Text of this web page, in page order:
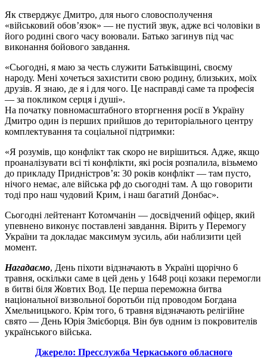
Як стверджує Дмитро, для нього словосполучення
«військовий обов’язок» — не пустий звук, адже всі чоловіки в
його родині свого часу воювали. Батько загинув під час
виконання бойового завдання.
«Сьогодні, я маю за честь служити Батьківщині, своєму
народу. Мені хочеться захистити свою родину, близьких, моїх
друзів. Я знаю, де я і для чого. Це насправді саме та професія
— за покликом серця і душі».
На початку повномасштабного вторгнення росії в Україну
Дмитро один із перших прийшов до територіального центру
комплектування та соціальної підтримки:
«Я розумів, що конфлікт так скоро не вирішиться. Адже, якщо
проаналізувати всі ті конфлікти, які росія розпалила, візьмемо
до прикладу Придністров’я: 30 років конфлікт — там пусто,
нічого немає, але війська рф до сьогодні там. А що говорити
тоді про наш чудовий Крим, і наш багатий Донбас».
Сьогодні лейтенант Котомчанін — досвідчений офіцер, який
упевнено виконує поставлені завдання. Вірить у Перемогу
України та докладає максимум зусиль, аби наблизити цей
момент.
Нагадаємо, День піхоти відзначають в Україні щорічно 6
травня, оскільки саме в цей день у 1648 році козаки перемогли
в битві біля Жовтих Вод. Це перша переможна битва
національної визвольної боротьби під проводом Богдана
Хмельницького. Крім того, 6 травня відзначають релігійне
свято — День Юрія Змієборця. Він був одним із покровителів
українського війська.
Джерело: Пресслужба Черкаського обласного